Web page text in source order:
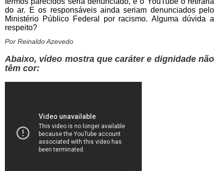
do ar. E os responsáveis ainda seriam denunciados pelo
Ministério Público Federal por racismo. Alguma dúvida a
respeito?
Por Reinaldo Azevedo
Abaixo, vídeo mostra que caráter e dignidade não
têm cor: